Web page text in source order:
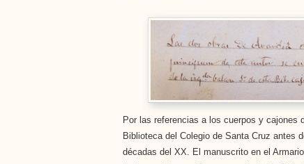
Por las referencias a los cuerpos y cajones
Biblioteca del Colegio de Santa Cruz antes
décadas del XX. El manuscrito en el